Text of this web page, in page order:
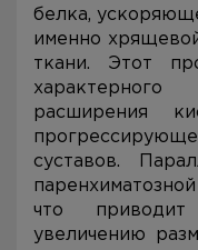
белка,
именно
ткани. Этот
расширения
суставов.
что
увеличению